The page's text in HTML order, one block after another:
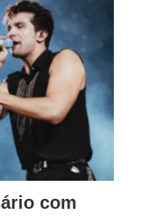
com